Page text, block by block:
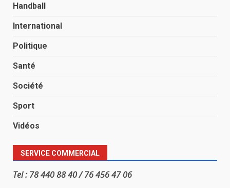
Handball
International
Politique
Santé
Société
Sport
Vidéos
SERVICE COMMERCIAL
Tel : 78 440 88 40 / 76 456 47 06